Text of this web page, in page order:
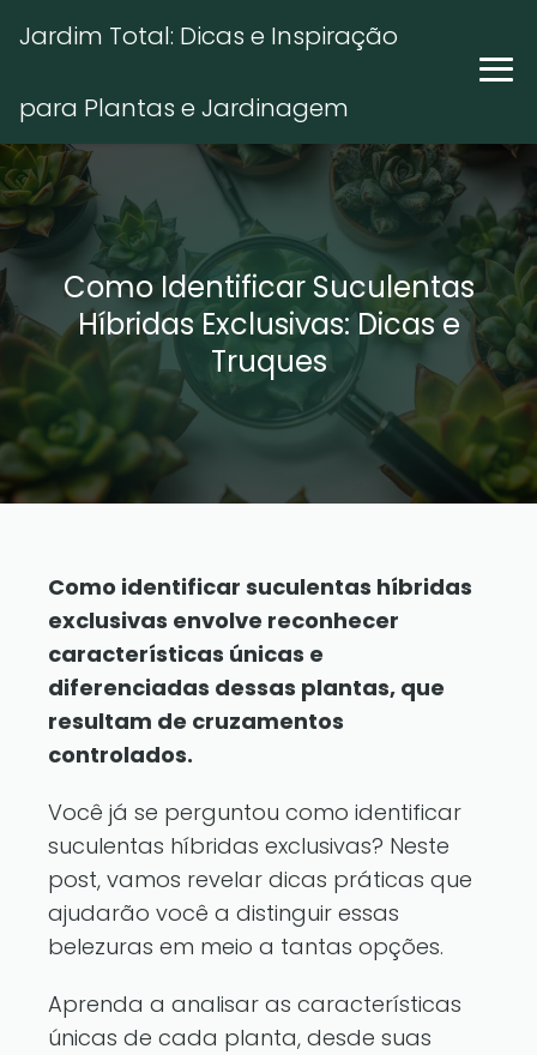
Jardim Total: Dicas e Inspiração
para Plantas e Jardinagem
Como Identificar Suculentas
Híbridas Exclusivas: Dicas e
Truques
Como identificar suculentas híbridas
exclusivas envolve reconhecer
características únicas e
diferenciadas dessas plantas, que
resultam de cruzamentos
controlados.
Você já se perguntou como identificar
suculentas híbridas exclusivas? Neste
post, vamos revelar dicas práticas que
ajudarão você a distinguir essas
belezuras em meio a tantas opções.
Aprenda a analisar as características
únicas de cada planta, desde suas